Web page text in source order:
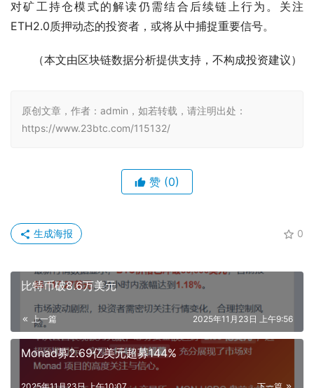
对矿工持仓模式的解读仍需结合后续链上行为。关注
ETH2.0质押动态的投资者，或将从中捕捉重要信号。
（本文由区块链数据分析提供支持，不构成投资建议）
原创文章，作者：admin，如若转载，请注明出处：
https://www.23btc.com/115132/
赞 (0)
0
生成海报
比特币破8.6万美元
上一篇 2025年11月23日 上午9:56
Monad募2.69亿美元超募144%